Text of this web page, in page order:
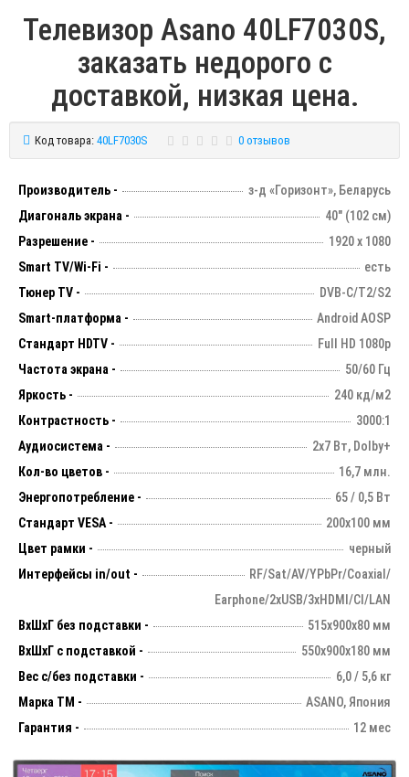
Телевизор Asano 40LF7030S,
заказать недорого с
доставкой, низкая цена.
Код товара: 40LF7030S 0 отзывов
Производитель -
з-д «Горизонт», Беларусь
Диагональ экрана -
40" (102 см)
Разрешение -
1920 х 1080
Smart TV/Wi-Fi -
есть
Тюнер TV -
DVB-C/T2/S2
Smart-платформа -
Android AOSP
Стандарт HDTV -
Full HD 1080p
Частота экрана -
50/60 Гц
Яркость -
240 кд/м2
Контрастность -
3000:1
Аудиосистема -
2х7 Вт, Dolby+
Кол-во цветов -
16,7 млн.
Энергопотребление -
65 / 0,5 Вт
Стандарт VESA -
200х100 мм
Цвет рамки -
черный
Интерфейсы in/out -
RF/Sat/AV/YPbPr/Coaxial/
Earphone/2xUSB/3xHDMI/CI/LAN
ВхШхГ без подставки -
515х900х80 мм
ВхШхГ с подставкой -
550x900x180 мм
Вес с/без подставки -
6,0 / 5,6 кг
Марка ТМ -
ASANO, Япония
Гарантия -
12 мес